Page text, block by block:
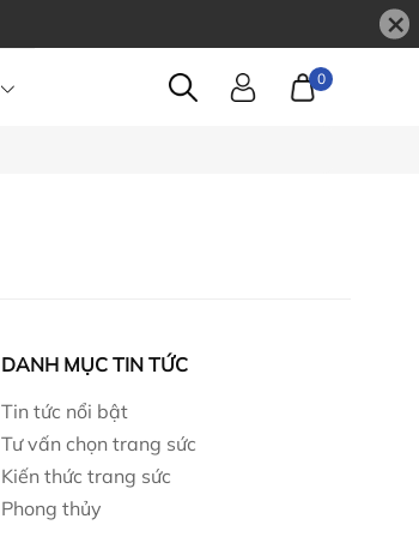
×
0
DANH MỤC TIN TỨC
Tin tức nổi bật
Tư vấn chọn trang sức
Kiến thức trang sức
Phong thủy